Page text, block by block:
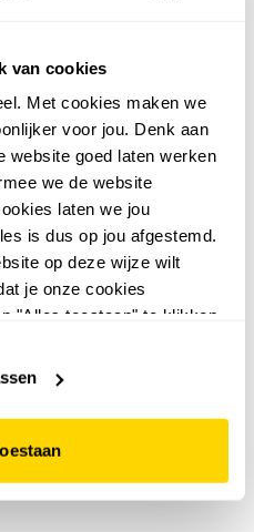
van cookies
Met cookies maken we
voor jou. Denk aan
website goed laten werken
we de website
laten we jou
is dus op jou afgestemd.
op deze wijze wilt
je onze cookies
"Alles toestaan" te klikken.